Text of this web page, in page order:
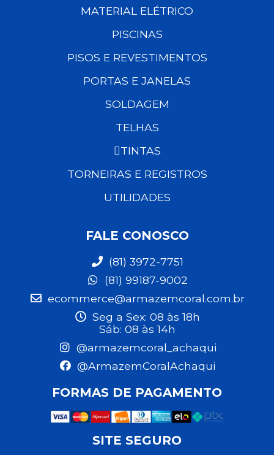
MATERIAL ELÉTRICO
PISCINAS
PISOS E REVESTIMENTOS
PORTAS E JANELAS
SOLDAGEM
TELHAS
TINTAS
TORNEIRAS E REGISTROS
UTILIDADES
FALE CONOSCO
(81) 3972-7751
(81) 99187-9002
ecommerce@armazemcoral.com.br
Seg a Sex: 08 às 18h
Sáb: 08 às 14h
@armazemcoral_achaqui
@ArmazemCoralAchaqui
FORMAS DE PAGAMENTO
SITE SEGURO